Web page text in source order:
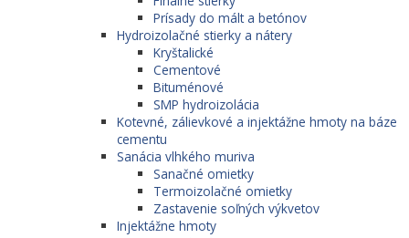
Prísady do mált a betónov
Hydroizolačné stierky a nátery
Kryštalické
Cementové
Bituménové
SMP hydroizolácia
Kotevné, zálievkové a injektážne hmoty na báze
cementu
Sanácia vlhkého muriva
Sanačné omietky
Termoizolačné omietky
Zastavenie soľných výkvetov
Injektážne hmoty